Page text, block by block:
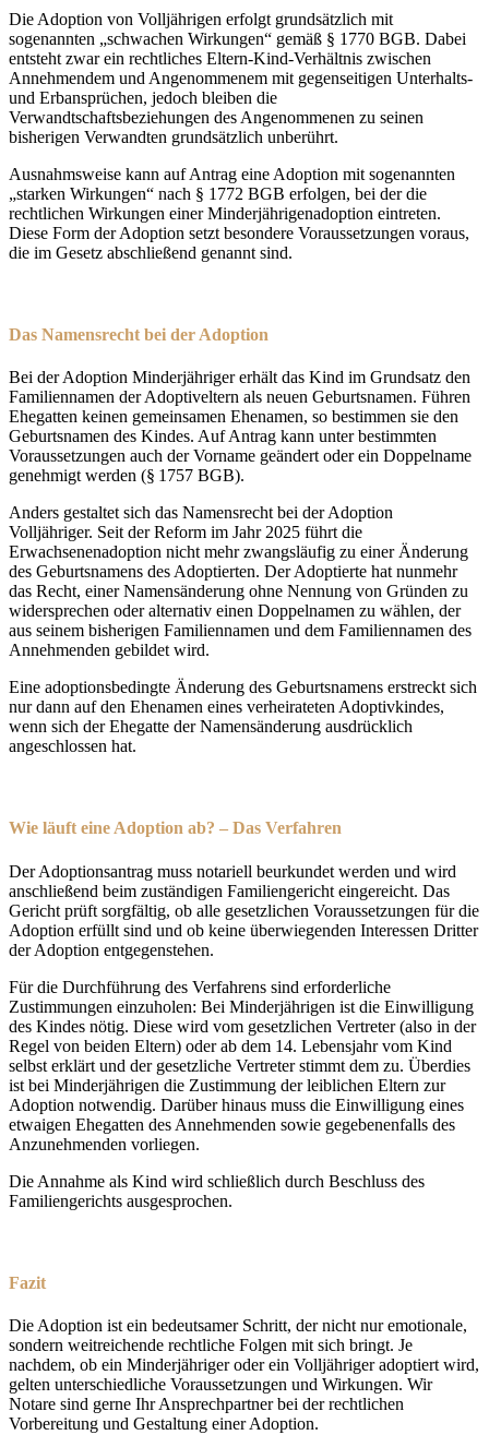
Die Adoption von Volljährigen erfolgt grundsätzlich mit
sogenannten „schwachen Wirkungen“ gemäß § 1770 BGB. Dabei
entsteht zwar ein rechtliches Eltern-Kind-Verhältnis zwischen
Annehmendem und Angenommenem mit gegenseitigen Unterhalts-
und Erbansprüchen, jedoch bleiben die
Verwandtschaftsbeziehungen des Angenommenen zu seinen
bisherigen Verwandten grundsätzlich unberührt.
Ausnahmsweise kann auf Antrag eine Adoption mit sogenannten
„starken Wirkungen“ nach § 1772 BGB erfolgen, bei der die
rechtlichen Wirkungen einer Minderjährigenadoption eintreten.
Diese Form der Adoption setzt besondere Voraussetzungen voraus,
die im Gesetz abschließend genannt sind.
Das Namensrecht bei der Adoption
Bei der Adoption Minderjähriger erhält das Kind im Grundsatz den
Familiennamen der Adoptiveltern als neuen Geburtsnamen. Führen
Ehegatten keinen gemeinsamen Ehenamen, so bestimmen sie den
Geburtsnamen des Kindes. Auf Antrag kann unter bestimmten
Voraussetzungen auch der Vorname geändert oder ein Doppelname
genehmigt werden (§ 1757 BGB).
Anders gestaltet sich das Namensrecht bei der Adoption
Volljähriger. Seit der Reform im Jahr 2025 führt die
Erwachsenenadoption nicht mehr zwangsläufig zu einer Änderung
des Geburtsnamens des Adoptierten. Der Adoptierte hat nunmehr
das Recht, einer Namensänderung ohne Nennung von Gründen zu
widersprechen oder alternativ einen Doppelnamen zu wählen, der
aus seinem bisherigen Familiennamen und dem Familiennamen des
Annehmenden gebildet wird.
Eine adoptionsbedingte Änderung des Geburtsnamens erstreckt sich
nur dann auf den Ehenamen eines verheirateten Adoptivkindes,
wenn sich der Ehegatte der Namensänderung ausdrücklich
angeschlossen hat.
Wie läuft eine Adoption ab? – Das Verfahren
Der Adoptionsantrag muss notariell beurkundet werden und wird
anschließend beim zuständigen Familiengericht eingereicht. Das
Gericht prüft sorgfältig, ob alle gesetzlichen Voraussetzungen für die
Adoption erfüllt sind und ob keine überwiegenden Interessen Dritter
der Adoption entgegenstehen.
Für die Durchführung des Verfahrens sind erforderliche
Zustimmungen einzuholen: Bei Minderjährigen ist die Einwilligung
des Kindes nötig. Diese wird vom gesetzlichen Vertreter (also in der
Regel von beiden Eltern) oder ab dem 14. Lebensjahr vom Kind
selbst erklärt und der gesetzliche Vertreter stimmt dem zu. Überdies
ist bei Minderjährigen die Zustimmung der leiblichen Eltern zur
Adoption notwendig. Darüber hinaus muss die Einwilligung eines
etwaigen Ehegatten des Annehmenden sowie gegebenenfalls des
Anzunehmenden vorliegen.
Die Annahme als Kind wird schließlich durch Beschluss des
Familiengerichts ausgesprochen.
Fazit
Die Adoption ist ein bedeutsamer Schritt, der nicht nur emotionale,
sondern weitreichende rechtliche Folgen mit sich bringt. Je
nachdem, ob ein Minderjähriger oder ein Volljähriger adoptiert wird,
gelten unterschiedliche Voraussetzungen und Wirkungen. Wir
Notare sind gerne Ihr Ansprechpartner bei der rechtlichen
Vorbereitung und Gestaltung einer Adoption.